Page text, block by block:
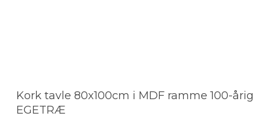
Kork tavle 80x100cm i MDF ramme 100-årig
EGETRÆ